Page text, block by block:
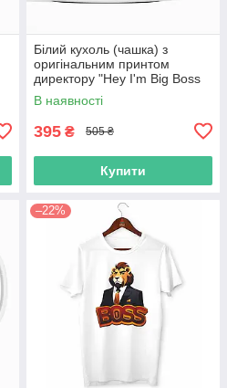
Білий кухоль (чашка) з
оригінальним принтом
директору "Hey I'm Big Boss
Dog. Привіт я Великий Бос"
В наявності
395 ₴ 505 ₴
Купити
–22%